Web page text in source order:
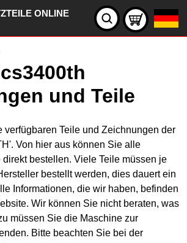
ONLINE
und Teile
verfügbaren Teile und Zeichnungen der
Von hier aus können Sie alle
bestellen. Viele Teile müssen je
bestellt werden, dies dauert ein
Informationen, die wir haben, befinden
Wir können Sie nicht beraten, was
müssen Sie die Maschine zur
Bitte beachten Sie bei der